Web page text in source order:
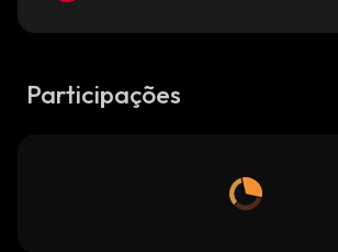
Participações